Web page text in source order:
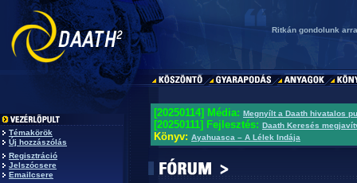
Ritkán gondolunk
Témakörök
Új hozzászólás
Regisztráció
Jelszócsere
Emailcsere
[20250114] Média: Megnyílt a Daath hivatalos
[20250111] Fejlesztés: Daath Keresés
Könyv: Ayahuasca – A Lélek Indája